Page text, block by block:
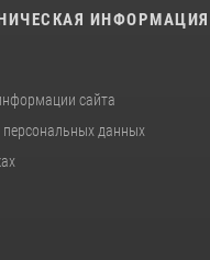
ИНФОРМАЦИЯ
сайта
данных